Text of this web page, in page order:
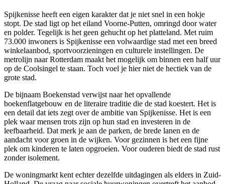
Spijkenisse heeft een eigen karakter dat je niet snel in een hokje
stopt. De stad ligt op het eiland Voorne-Putten, omringd door water
en polder. Tegelijk is het geen gehucht op het platteland. Met ruim
73.000 inwoners is Spijkenisse een volwaardige stad met een breed
winkelaanbod, sportvoorzieningen en culturele instellingen. De
metrolijn naar Rotterdam maakt het mogelijk om binnen een half uur
op de Coolsingel te staan. Toch voel je hier niet de hectiek van de
grote stad.
De bijnaam Boekenstad verwijst naar het opvallende
boekenflatgebouw en de literaire traditie die de stad koestert. Het is
een detail dat iets zegt over de ambitie van Spijkenisse. Het is een
plek waar mensen trots zijn op hun stad en investeren in de
leefbaarheid. Dat merk je aan de parken, de brede lanen en de
aandacht voor groen in de wijken. Voor gezinnen is het een fijne
plek om kinderen te laten opgroeien. Voor ouderen biedt de stad rust
zonder isolement.
De woningmarkt kent echter dezelfde uitdagingen als elders in Zuid-